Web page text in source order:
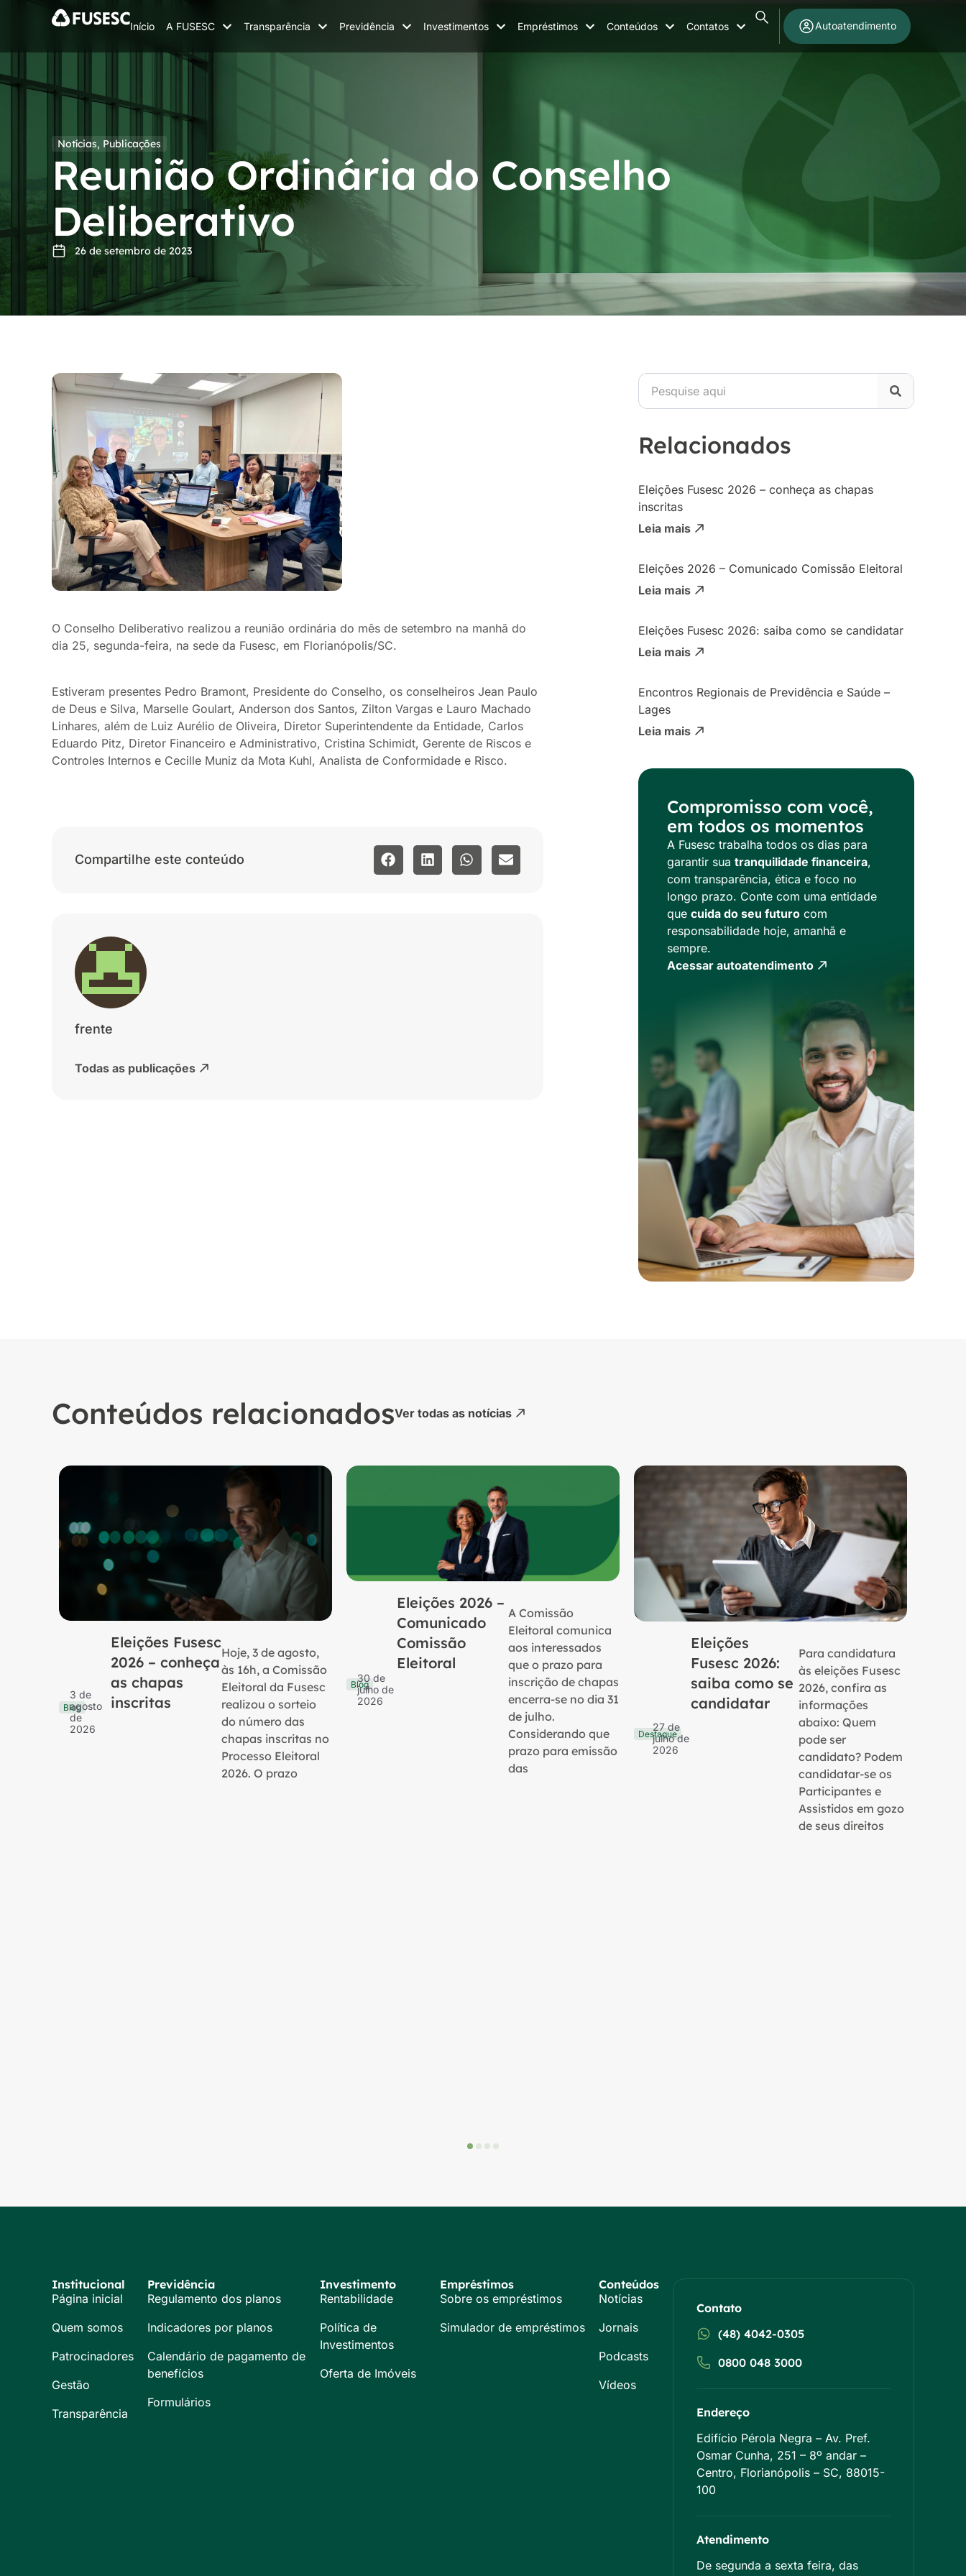
Início A FUSESC Transparência Previdência Investimentos Empréstimos Conteúdos Contatos Autoatendimento
Notícias, Publicações
Reunião Ordinária do Conselho
Deliberativo
26 de setembro de 2023
O Conselho Deliberativo realizou a reunião ordinária do mês de setembro na manhã do
dia 25, segunda-feira, na sede da Fusesc, em Florianópolis/SC.
Estiveram presentes Pedro Bramont, Presidente do Conselho, os conselheiros Jean Paulo
de Deus e Silva, Marselle Goulart, Anderson dos Santos, Zilton Vargas e Lauro Machado
Linhares, além de Luiz Aurélio de Oliveira, Diretor Superintendente da Entidade, Carlos
Eduardo Pitz, Diretor Financeiro e Administrativo, Cristina Schimidt, Gerente de Riscos e
Controles Internos e Cecille Muniz da Mota Kuhl, Analista de Conformidade e Risco.
Compartilhe este conteúdo
frente
Todas as publicações
Relacionados
Eleições Fusesc 2026 – conheça as chapas
inscritas
Leia mais
Eleições 2026 – Comunicado Comissão Eleitoral
Leia mais
Eleições Fusesc 2026: saiba como se candidatar
Leia mais
Encontros Regionais de Previdência e Saúde –
Lages
Leia mais
Compromisso com você,
em todos os momentos
A Fusesc trabalha todos os dias para
garantir sua tranquilidade financeira,
com transparência, ética e foco no
longo prazo. Conte com uma entidade
que cuida do seu futuro com
responsabilidade hoje, amanhã e
sempre.
Acessar autoatendimento
Conteúdos relacionadosVer todas as notícias
Blog
3 de
agosto
de
2026
Eleições Fusesc
2026 – conheça
as chapas
inscritas
Hoje, 3 de agosto,
às 16h, a Comissão
Eleitoral da Fusesc
realizou o sorteio
do número das
chapas inscritas no
Processo Eleitoral
2026. O prazo
Blog
30 de
julho de
2026
Eleições 2026 –
Comunicado
Comissão
Eleitoral
A Comissão
Eleitoral comunica
aos interessados
que o prazo para
inscrição de chapas
encerra-se no dia 31
de julho.
Considerando que
prazo para emissão
das
Destaque
27 de
julho de
2026
Eleições
Fusesc 2026:
saiba como se
candidatar
Para candidatura
às eleições Fusesc
2026, confira as
informações
abaixo: Quem
pode ser
candidato? Podem
candidatar-se os
Participantes e
Assistidos em gozo
de seus direitos
Institucional
Página inicial
Quem somos
Patrocinadores
Gestão
Transparência
Previdência
Regulamento dos planos
Indicadores por planos
Calendário de pagamento de
benefícios
Formulários
Investimento
Rentabilidade
Política de
Investimentos
Oferta de Imóveis
Empréstimos
Sobre os empréstimos
Simulador de empréstimos
Conteúdos
Notícias
Jornais
Podcasts
Vídeos
Contato
(48) 4042-0305
0800 048 3000
Endereço
Edifício Pérola Negra – Av. Pref.
Osmar Cunha, 251 – 8º andar –
Centro, Florianópolis – SC, 88015-
100
Atendimento
De segunda a sexta feira, das